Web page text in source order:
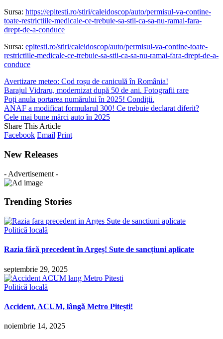
Sursa: https://epitesti.ro/stiri/caleidoscop/auto/permisul-va-contine-
toate-restrictiile-medicale-ce-trebuie-sa-stii-ca-sa-nu-ramai-fara-
drept-de-a-conduce
Sursa: epitesti.ro/stiri/caleidoscop/auto/permisul-va-contine-toate-
restrictiile-medicale-ce-trebuie-sa-stii-ca-sa-nu-ramai-fara-drept-de-a-
conduce
Avertizare meteo: Cod roșu de caniculă în România!
Barajul Vidraru, modernizat după 50 de ani. Fotografii rare
Poți anula portarea numărului în 2025! Condiții.
ANAF a modificat formularul 300! Ce trebuie declarat diferit?
Cele mai bune mărci auto în 2025
Share This Article
Facebook Email Print
New Releases
- Advertisement -
Trending Stories
Politică locală
Razia fără precedent în Argeș! Sute de sancțiuni aplicate
septembrie 29, 2025
Politică locală
Accident, ACUM, lângă Metro Pitești!
noiembrie 14, 2025